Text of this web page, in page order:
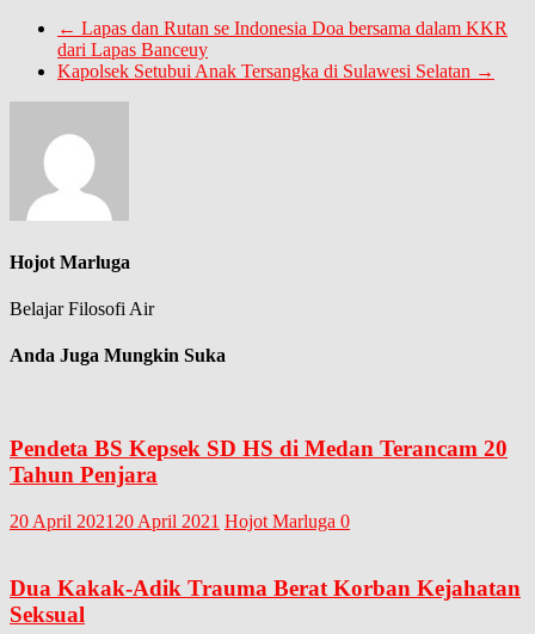
← Lapas dan Rutan se Indonesia Doa bersama dalam KKR
dari Lapas Banceuy
Kapolsek Setubui Anak Tersangka di Sulawesi Selatan →
Hojot Marluga
Belajar Filosofi Air
Anda Juga Mungkin Suka
Pendeta BS Kepsek SD HS di Medan Terancam 20
Tahun Penjara
20 April 2021 20 April 2021 Hojot Marluga 0
Dua Kakak-Adik Trauma Berat Korban Kejahatan
Seksual